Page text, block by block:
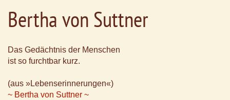
Bertha von Suttner
Das Gedächtnis der Menschen
ist so furchtbar kurz.
(aus »Lebenserinnerungen«)
~ Bertha von Suttner ~